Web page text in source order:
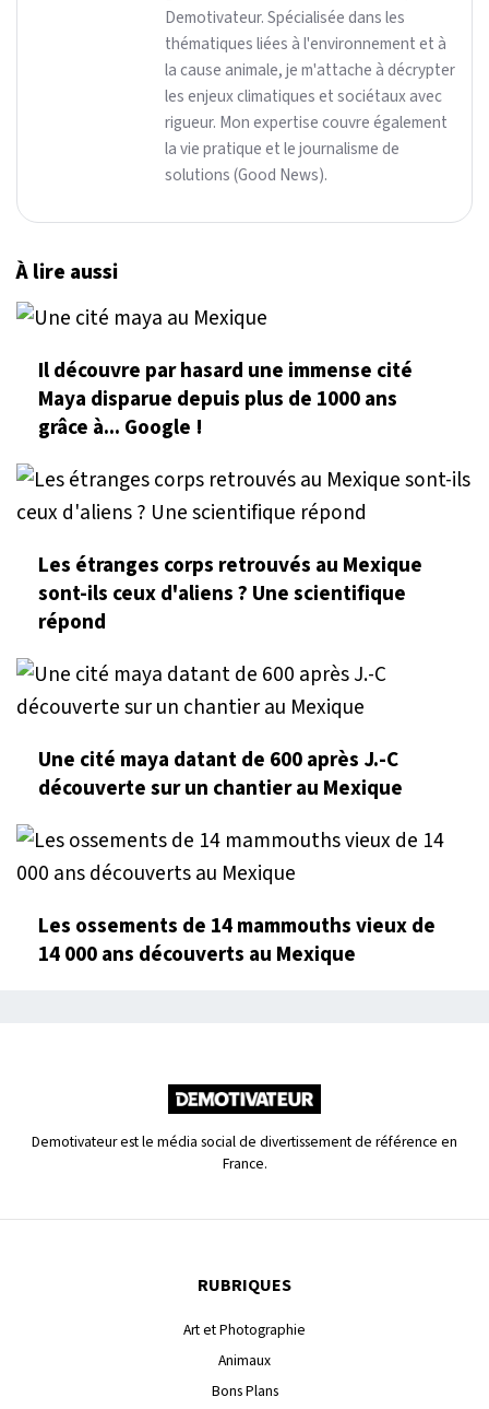
Demotivateur. Spécialisée dans les
thématiques liées à l'environnement et à
la cause animale, je m'attache à décrypter
les enjeux climatiques et sociétaux avec
rigueur. Mon expertise couvre également
la vie pratique et le journalisme de
solutions (Good News).
À lire aussi
Il découvre par hasard une immense cité
Maya disparue depuis plus de 1000 ans
grâce à... Google !
Les étranges corps retrouvés au Mexique
sont-ils ceux d'aliens ? Une scientifique
répond
Une cité maya datant de 600 après J.-C
découverte sur un chantier au Mexique
Les ossements de 14 mammouths vieux de
14 000 ans découverts au Mexique
Demotivateur est le média social de divertissement de référence en
France.
RUBRIQUES
Art et Photographie
Animaux
Bons Plans